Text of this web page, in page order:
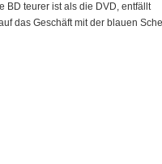
BD teurer ist als die DVD, entfällt
das Geschäft mit der blauen